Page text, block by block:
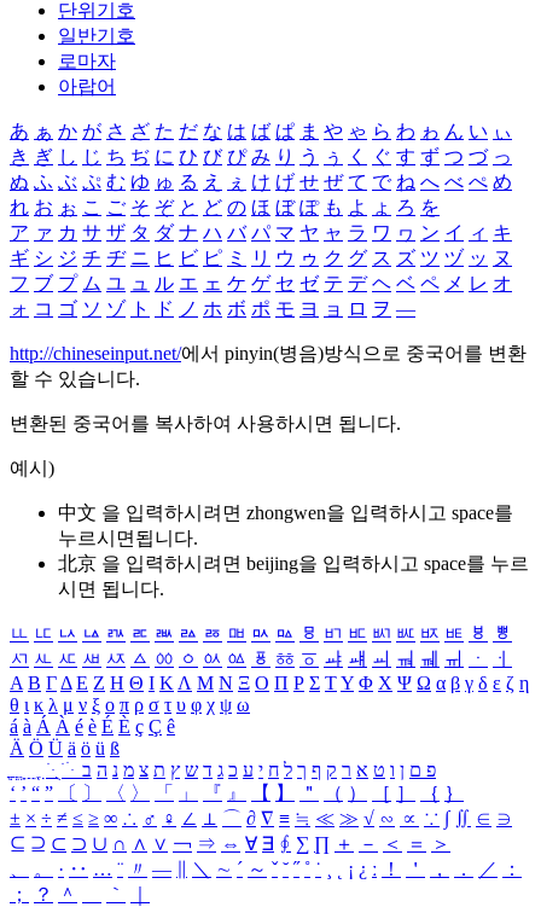
단위기호
일반기호
로마자
아랍어
あ ぁ か が さ ざ た だ な は ば ぱ ま や ゃ ら わ ゎ ん い ぃ
き ぎ し じ ち ぢ に ひ び ぴ み り う ぅ く ぐ す ず つ づ っ
ぬ ふ ぶ ぷ む ゆ ゅ る え ぇ け げ せ ぜ て で ね へ べ ぺ め
れ お ぉ こ ご そ ぞ と ど の ほ ぼ ぽ も よ ょ ろ を
ア ァ カ サ ザ タ ダ ナ ハ バ パ マ ヤ ャ ラ ワ ヮ ン イ ィ キ
ギ シ ジ チ ヂ ニ ヒ ビ ピ ミ リ ウ ゥ ク グ ス ズ ツ ヅ ッ ヌ
フ ブ プ ム ユ ュ ル エ ェ ケ ゲ セ ゼ テ デ ヘ ベ ペ メ レ オ
ォ コ ゴ ソ ゾ ト ド ノ ホ ボ ポ モ ヨ ョ ロ ヲ ―
http://chineseinput.net/에서 pinyin(병음)방식으로 중국어를 변환
할 수 있습니다.
변환된 중국어를 복사하여 사용하시면 됩니다.
예시)
中文 을 입력하시려면 zhongwen을 입력하시고 space를
누르시면됩니다.
北京 을 입력하시려면 beijing을 입력하시고 space를 누르
시면 됩니다.
ㅥ ㅦ ㅧ ㅨ ㅩ ㅪ ㅫ ㅬ ㅭ ㅮ ㅯ ㅰ ㅱ ㅲ ㅳ ㅴ ㅵ ㅶ ㅷ ㅸ
ㅹ
ㅺ ㅻ ㅼ ㅽ ㅾ ㅿ ㆀ ㆁ ㆂ ㆃ ㆄ ㆅ ㆆ ㆇ ㆈ ㆉ ㆊ ㆋ ㆌ ㆍ
ㆎ
Α Β ΓΔ Ε Ζ Η Θ Ι ΚΛ Μ Ν Ξ Ο Π Ρ Σ ΤΥ Φ Χ Ψ Ω α β γ δ ε ζ η
θ ι κ λ μ ν ξ ο π ρ σ τ υ φ χ ψ ω
á à Á À é è É È ç Ç ê
Ä Ö Ü ä ö ü ß
ִֶֹ ֻּ ׁׂ פ ם ן ו ט א ר ק ף ך ל ח י ע כ ג ד ש ץ ת צ מ נ ה ב
‘ ’ “ ” 〔 〕 〈 〉 「 」 『 』 【 】 ＂ （ ） ［ ］ ｛ ｝
± × ÷ ≠ ≤ ≥ ∞ ∴ ♂ ♀ ∠ ⊥ ⌒ ∂ ∇ ≡ ≒ ≪ ≫ √ ∽ ∝ ∵ ∫ ∬ ∈ ∋
⊆ ⊇ ⊂ ⊃ ∪ ∩ ∧ ∨ ￢ ⇒ ⇔ ∀ ∃ ∮ ∑ ∏ ＋ － ＜ ＝
＞
、
。 · ‥ … ¨ 〃 ― ＼ ∼ ´ ～ ˇ ˘ ˝ ˚ ˙ ¸ ¡ ¿ ː ！ ＇ ， ． ／
：
；
？ ＾ ｀